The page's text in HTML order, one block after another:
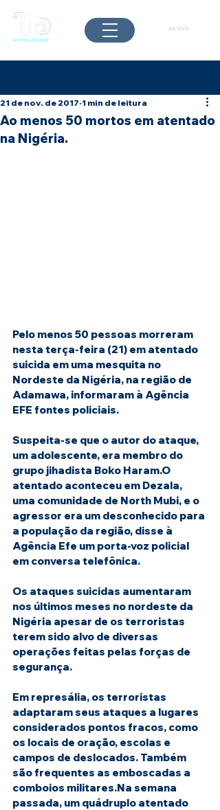
AO VIVO
Ao menos 50 mortos em atentado
na Nigéria.
21 de nov. de 2017 1 min de leitura
Pelo menos 50 pessoas morreram
nesta terça-feira (21) em atentado
suicida em uma mesquita no
Nordeste da Nigéria, na região de
Adamawa, informaram à Agência
EFE fontes policiais.
Suspeita-se que o autor do ataque,
um adolescente, era membro do
grupo jihadista Boko Haram.O
atentado aconteceu em Dezala,
uma comunidade de North Mubi, e o
agressor era um desconhecido para
a população da região, disse à
Agência Efe um porta-voz policial
em conversa telefônica.
Os ataques suicidas aumentaram
nos últimos meses no nordeste da
Nigéria apesar de os terroristas
terem sido alvo de diversas
operações feitas pelas forças de
segurança.
Em represália, os terroristas
adaptaram seus ataques a lugares
considerados pontos fracos, como
os locais de oração, escolas e
campos de deslocados. Também
são frequentes as emboscadas a
comboios militares.Na semana
passada, um quádruplo atentado